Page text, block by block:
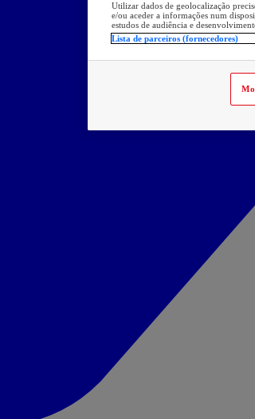
Utilizar dados de geolocalização
e/ou aceder a informações num
estudos de audiência e
Lista de parceiros (fornecedores)